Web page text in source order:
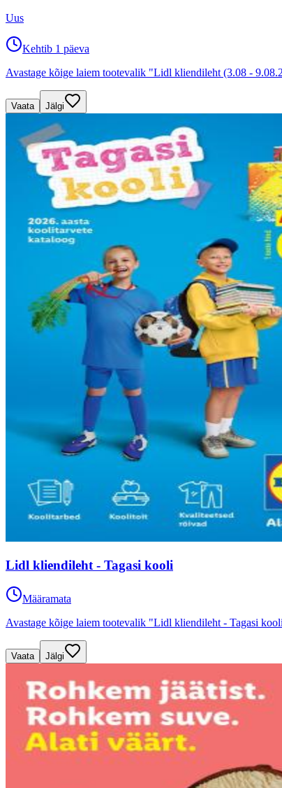
Uus
Kehtib 1 päeva
Avastage kõige laiem tootevalik "Lidl kliendileht (3.08 -
Vaata Jälgi
Lidl kliendileht - Tagasi kooli
Määramata
Avastage kõige laiem tootevalik "Lidl kliendileht - Tagasi
Vaata Jälgi